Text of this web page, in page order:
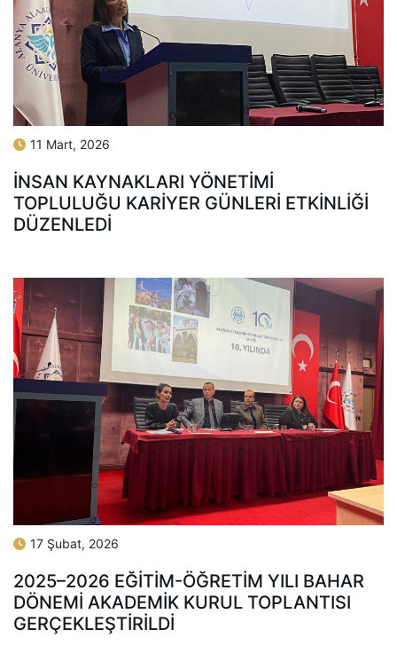
11 Mart, 2026
İNSAN KAYNAKLARI YÖNETİMİ
TOPLULUĞU KARİYER GÜNLERİ ETKİNLİĞİ
DÜZENLEDİ
17 Şubat, 2026
2025–2026 EĞITIM-ÖĞRETIM YILI BAHAR
DÖNEMI AKADEMIK KURUL TOPLANTISI
GERÇEKLEŞTIRILDI